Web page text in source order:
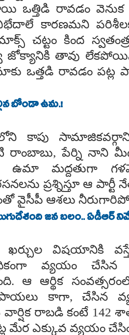
ఒత్తిడి రావడం వెనుక
కారణమని
చట్టం కింద
జోక్యానికి తావు
ఒత్తడి రావడం పట్ల
బోండా ఉమ.!
కాపు
రాంబాబు, పేర్ని నాని
ఉమా మద్దతుగా
ప్రశ్నిస్తూ ఆ
వైసీపీ ఆశలు
జన బలం.. ఏడీఆర్
ఖర్చుల విషయానికి
వ్యయం చేసిన
ఆ ఆర్థిక
కాగా, చేసిన
రాబడి కంటే 142
మేర ఎక్కువ వ్యయం